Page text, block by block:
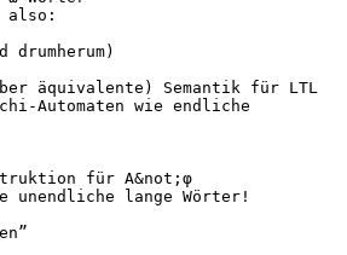
also:
drumherum)
äquivalente) Semantik für LTL
Automaten wie endliche
für A&not;φ
unendliche lange Wörter!